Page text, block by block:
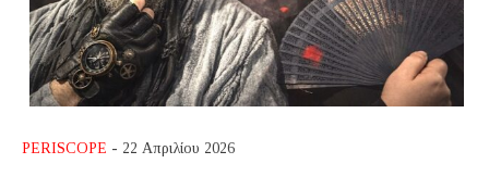
PERISCOPE - 22 Απριλίου 2026